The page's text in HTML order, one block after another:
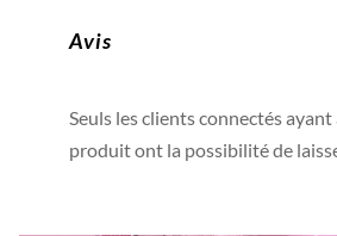
Avis
Seuls les clients connectés ayant
produit ont la possibilité de